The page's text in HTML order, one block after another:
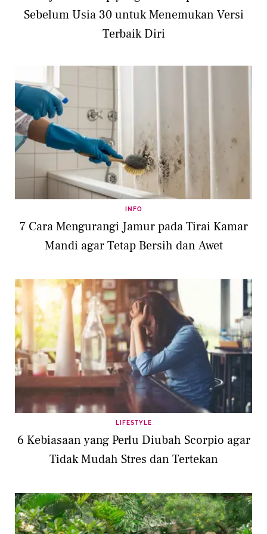
Sebelum Usia 30 untuk Menemukan Versi
Terbaik Diri
INFO
7 Cara Mengurangi Jamur pada Tirai Kamar
Mandi agar Tetap Bersih dan Awet
LIFESTYLE
6 Kebiasaan yang Perlu Diubah Scorpio agar
Tidak Mudah Stres dan Tertekan